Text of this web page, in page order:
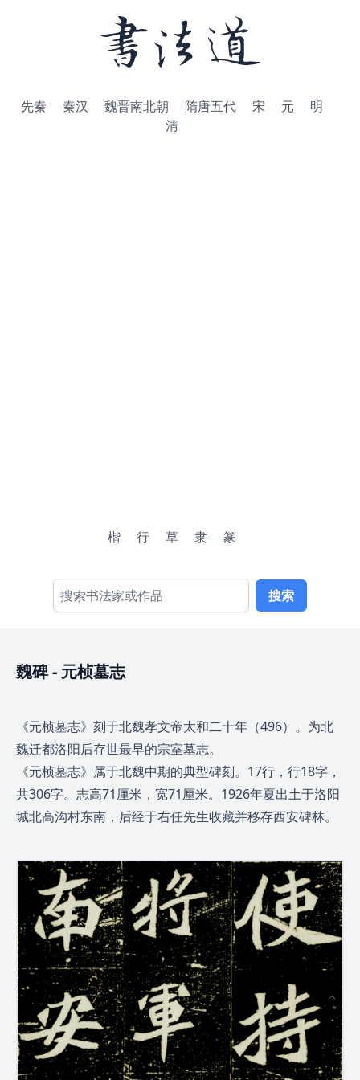
先秦 秦汉 魏晋南北朝 隋唐五代 宋 元
明
清
楷 行 草 隶 篆
搜索
魏碑- 元桢墓志
《元桢墓志》刻于北魏孝文帝太和二十年（496）。为北
魏迁都洛阳后存世最早的宗室墓志。
《元桢墓志》属于北魏中期的典型碑刻。17行，行18字，
共306字。志高71厘米，宽71厘米。1926年夏出土于洛阳
城北高沟村东南，后经于右任先生收藏并移存西安碑林。